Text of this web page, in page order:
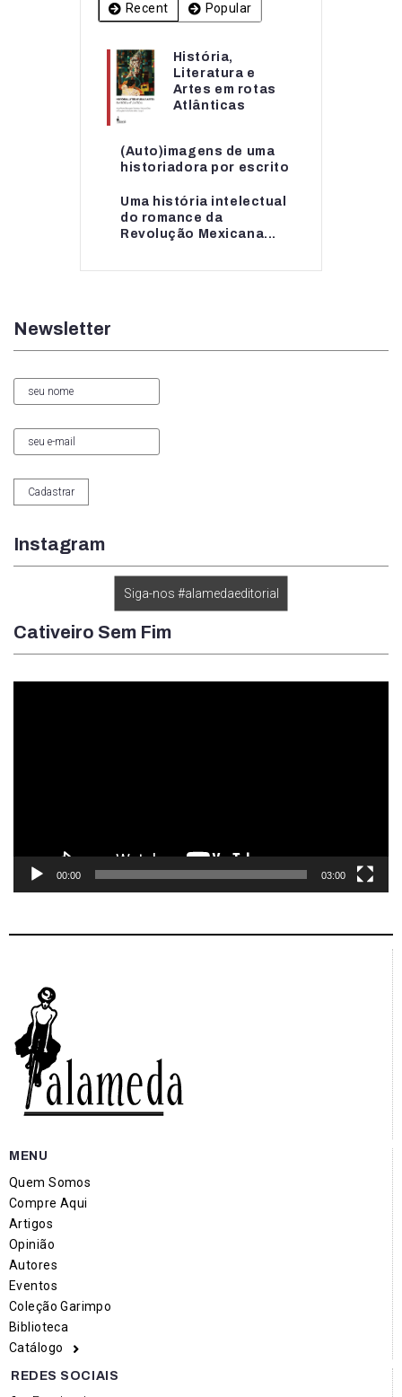
Recent Popular
História,
Literatura e
Artes em rotas
Atlânticas
(Auto)imagens de uma
historiadora por escrito
Uma história intelectual
do romance da
Revolução Mexicana...
História,
Literatura e
Artes em rotas...
(Auto)imagens de uma
historiadora por escrito
Uma história intelectual
do romance da...
Newsletter
Instagram
Siga-nos #alamedaeditorial
Cativeiro Sem Fim
00:00 03:00
MENU
Quem Somos
Compre Aqui
Artigos
Opinião
Autores
Eventos
Coleção Garimpo
Biblioteca
Catálogo
REDES SOCIAIS